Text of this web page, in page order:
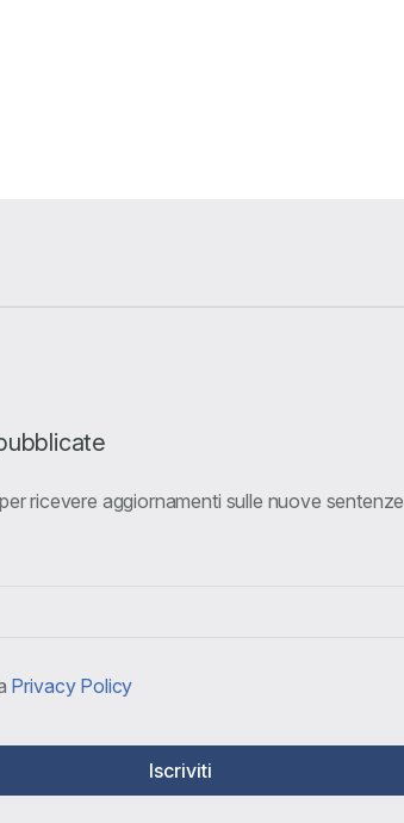
ricevere aggiornamenti sulle nuove
Privacy Policy
Iscriviti